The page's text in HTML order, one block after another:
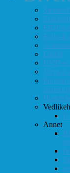
FIDE-
Follo-
Linker
DVD-
Virtuell
Annet